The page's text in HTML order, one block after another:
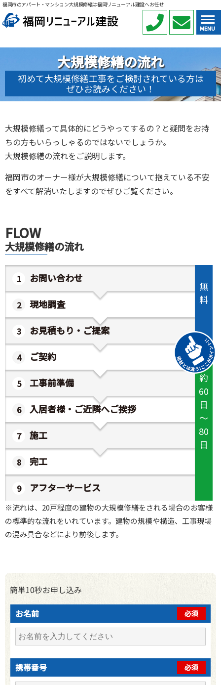
MENU
福岡市のアパート・マンション大規模修繕は福岡リニューアル建設へお任せ
大規模修繕の流れ
初めて大規模修繕工事をご検討されている方は
ぜひお読みください！
大規模修繕って具体的にどうやってするの？と疑問をお持
ちの方もいらっしゃるのではないでしょうか。
大規模修繕の流れをご説明します。
福岡市のオーナー様が大規模修繕について抱えている不安
をすべて解消いたしますのでぜひご覧ください。
FLOW
大規模修繕の流れ
お問い合わせ
現地調査
お見積もり・ご提案
ご契約
工事前準備
入居者様・ご近隣へご挨拶
施工
完工
アフターサービス
無
料
約
60
日
～
80
日
※流れは、20戸程度の建物の大規模修繕をされる場合のお客様
の標準的な流れをいれています。建物の規模や構造、工事現場
の混み具合などにより前後します。
簡単10秒お申し込み
お名前
必須
携帯番号 必須